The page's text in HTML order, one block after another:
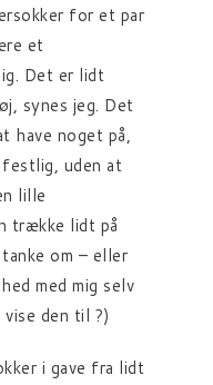
for et par
et
Det er lidt
synes jeg. Det
have noget på,
uden at
lille
trække lidt på
om – eller
med mig selv
den til ?)
i gave fra lidt